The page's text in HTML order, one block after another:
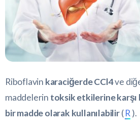
Riboflavin karaciğerde CCl4ve
maddelerin toksik etkilerine karşı
bir madde olarak kullanılabilir(R).